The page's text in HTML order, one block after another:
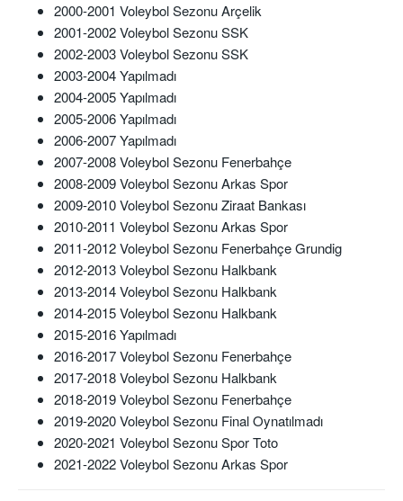
2000-2001 Voleybol Sezonu Arçelik
2001-2002 Voleybol Sezonu SSK
2002-2003 Voleybol Sezonu SSK
2003-2004 Yapılmadı
2004-2005 Yapılmadı
2005-2006 Yapılmadı
2006-2007 Yapılmadı
2007-2008 Voleybol Sezonu Fenerbahçe
2008-2009 Voleybol Sezonu Arkas Spor
2009-2010 Voleybol Sezonu Ziraat Bankası
2010-2011 Voleybol Sezonu Arkas Spor
2011-2012 Voleybol Sezonu Fenerbahçe Grundig
2012-2013 Voleybol Sezonu Halkbank
2013-2014 Voleybol Sezonu Halkbank
2014-2015 Voleybol Sezonu Halkbank
2015-2016 Yapılmadı
2016-2017 Voleybol Sezonu Fenerbahçe
2017-2018 Voleybol Sezonu Halkbank
2018-2019 Voleybol Sezonu Fenerbahçe
2019-2020 Voleybol Sezonu Final Oynatılmadı
2020-2021 Voleybol Sezonu Spor Toto
2021-2022 Voleybol Sezonu Arkas Spor